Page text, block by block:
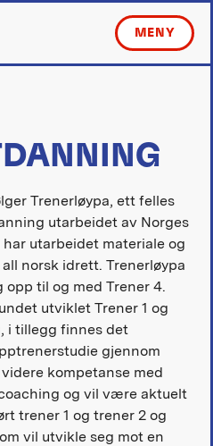
MENY
Trenerløypa, ett felles
utarbeidet av Norges
utarbeidet materiale og
norsk idrett. Trenerløypa
opp til og med Trener 4.
utviklet Trener 1 og
i tillegg finnes det
gjennom
kompetanse med
og vil være aktuelt
trener 1 og trener 2 og
vil utvikle seg mot en